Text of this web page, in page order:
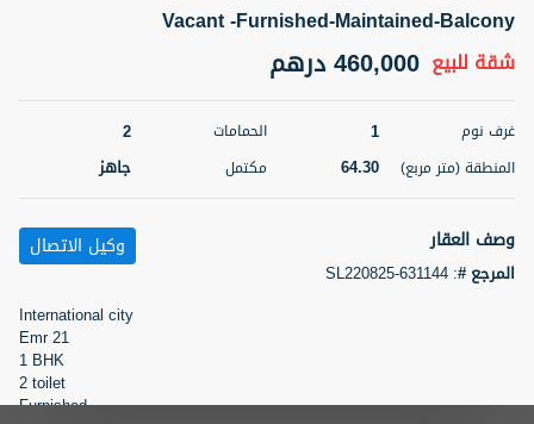
2BR Golf, Pool & Villa View | 3 Bathrooms | 1,274.77 Sq
Ft | Ellington House II
للبيع 4,100,000 درهم
22
2
3
المنطقة (متر
مربع)
118.34
غير مفروش /ة
5 أشهر +
Vacant -Furnished-Maintained-Balcony
شقة للبيع 460,000 درهم
غرف نوم 1 الحمامات 2
المنطقة (متر مربع) 64.30 مكتمل جاهز
وصف العقار
المرجع #:
SL220825-631144
وكيل الاتصال
International city
Emr 21
1 BHK
2 toilet
Furnished